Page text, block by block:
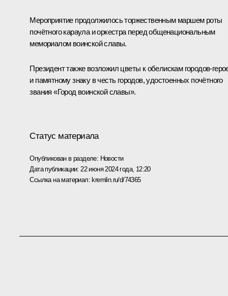
Мероприятие продолжилось торжественным маршем роты
почётного караула и оркестра перед общенациональным
мемориалом воинской славы.
Президент также возложил цветы к обелискам городов-
и памятному знаку в честь городов, удостоенных почётного
звания «Город воинской славы».
Статус материала
Опубликован в разделе: Новости
Дата публикации: 22 июня 2024 года, 12:20
Ссылка на материал: kremlin.ru/d/74365